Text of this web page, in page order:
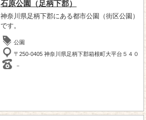
石原公園（足柄下郡）
神奈川県足柄下郡にある都市公園（街区公園）
です。
公園
〒250-0405 神奈川県足柄下郡箱根町大平台５４０
－